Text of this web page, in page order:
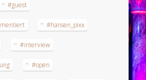
#guest
#hansen_pixx
#interview
#open